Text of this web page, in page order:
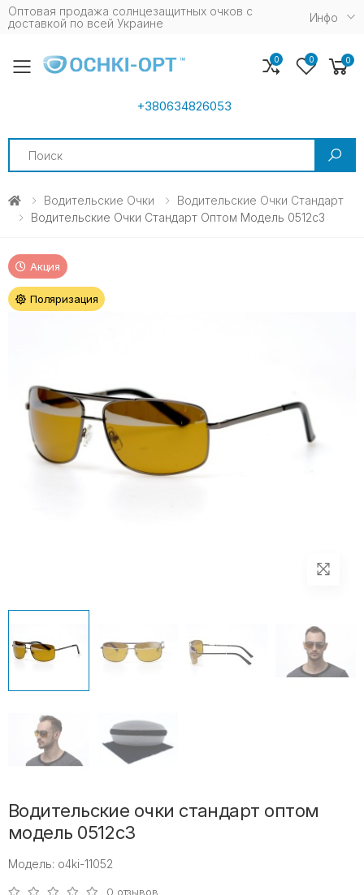
Оптовая продажа солнцезащитных очков c
доставкой по всей Украине
Инфо
Toggle mobile menu
+380634826053
Search
0 0 0
Водительские Очки
Водительские Очки Стандарт
Водительские Очки Стандарт Оптом Модель 0512c3
Акция
Поляризация
Водительские очки стандарт оптом
модель 0512c3
Модель: o4ki-11052
0 отзывов